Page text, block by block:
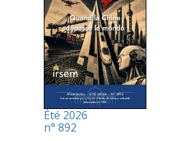
Été 2026
n° 892